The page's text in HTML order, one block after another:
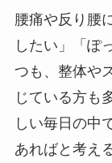
腰痛や反り腰
したい」「ぽ
つも、整体や
じている方も
しい毎日の中
あればと考え